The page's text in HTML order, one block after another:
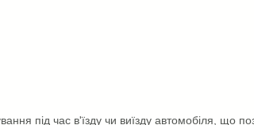
під час в'їзду чи виїзду автомобіля, що